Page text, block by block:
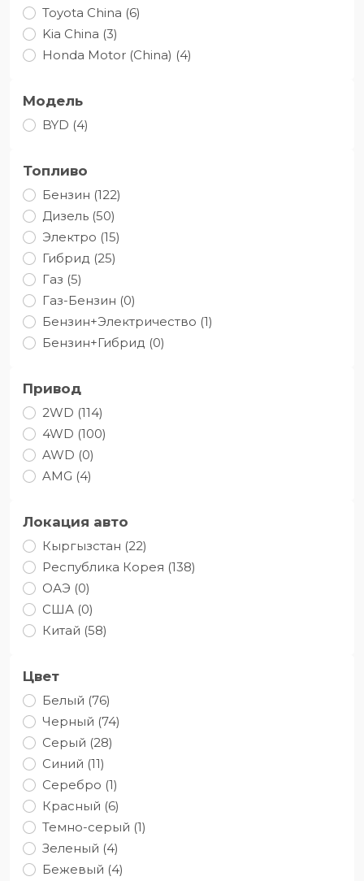
Toyota Сhina (6)
Kia China (3)
Honda Motor (China) (4)
Модель
BYD (4)
Топливо
Бензин (122)
Дизель (50)
Электро (15)
Гибрид (25)
Газ (5)
Газ-Бензин (0)
Бензин+Электричество (1)
Бензин+Гибрид (0)
Привод
2WD (114)
4WD (100)
AWD (0)
AMG (4)
Локация авто
Кыргызстан (22)
Республика Корея (138)
ОАЭ (0)
США (0)
Китай (58)
Цвет
Белый (76)
Черный (74)
Серый (28)
Синий (11)
Серебро (1)
Красный (6)
Темно-серый (1)
Зеленый (4)
Бежевый (4)